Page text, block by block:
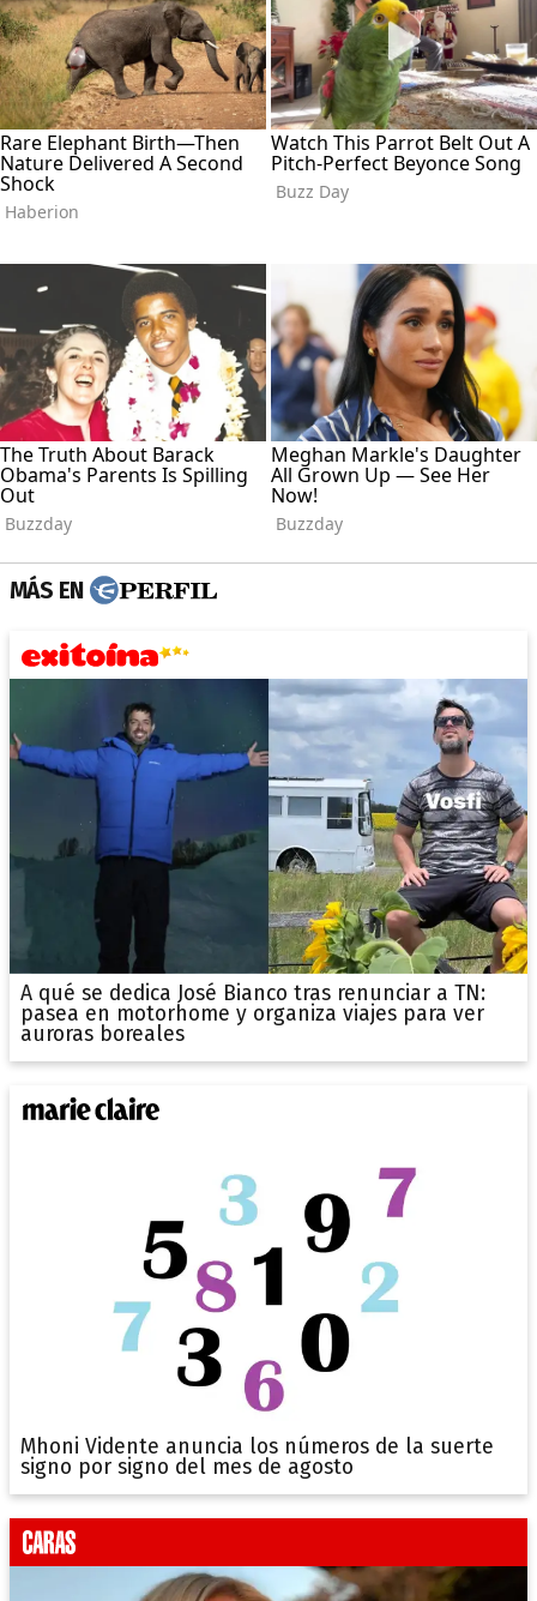
MÁS EN
A qué se dedica José Bianco tras renunciar a TN:
pasea en motorhome y organiza viajes para ver
auroras boreales
Mhoni Vidente anuncia los números de la suerte
signo por signo del mes de agosto